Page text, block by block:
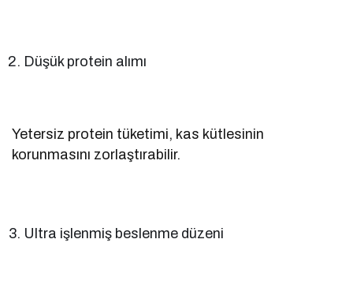
Düşük protein alımı
Yetersiz protein tüketimi, kas kütlesinin
korunmasını zorlaştırabilir.
Ultra işlenmiş beslenme düzeni